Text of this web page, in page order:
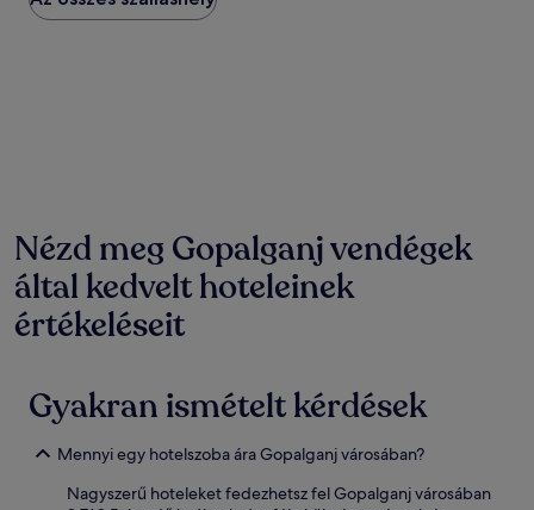
az
Az
ár
és
az
elérhetőség
változhat.
lehetnek
érvényben.
Nézd meg Gopalganj vendégek
által kedvelt hoteleinek
értékeléseit
Gyakran ismételt kérdések
Mennyi egy hotelszoba ára Gopalganj városában?
Nagyszerű hoteleket fedezhetsz fel Gopalganj városában